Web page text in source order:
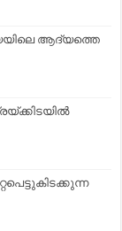
ആദ്യത്തെ